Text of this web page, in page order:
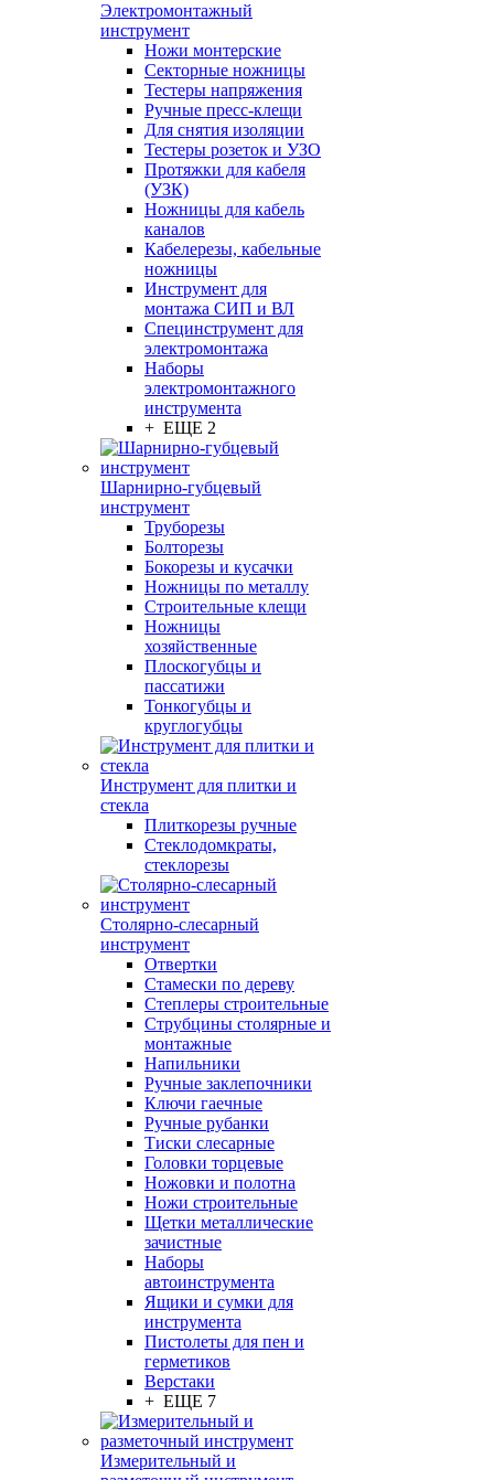
Электромонтажный
инструмент
Ножи монтерские
Секторные ножницы
Тестеры напряжения
Ручные пресс-клещи
Для снятия изоляции
Тестеры розеток и УЗО
Протяжки для кабеля
(УЗК)
Ножницы для кабель
каналов
Кабелерезы, кабельные
ножницы
Инструмент для
монтажа СИП и ВЛ
Специнструмент для
электромонтажа
Наборы
электромонтажного
инструмента
+ ЕЩЕ 2
Шарнирно-губцевый
инструмент
Труборезы
Болторезы
Бокорезы и кусачки
Ножницы по металлу
Строительные клещи
Ножницы
хозяйственные
Плоскогубцы и
пассатижи
Тонкогубцы и
круглогубцы
Инструмент для плитки и
стекла
Плиткорезы ручные
Стеклодомкраты,
стеклорезы
Столярно-слесарный
инструмент
Отвертки
Стамески по дереву
Степлеры строительные
Струбцины столярные и
монтажные
Напильники
Ручные заклепочники
Ключи гаечные
Ручные рубанки
Тиски слесарные
Головки торцевые
Ножовки и полотна
Ножи строительные
Щетки металлические
зачистные
Наборы
автоинструмента
Ящики и сумки для
инструмента
Пистолеты для пен и
герметиков
Верстаки
+ ЕЩЕ 7
Измерительный и